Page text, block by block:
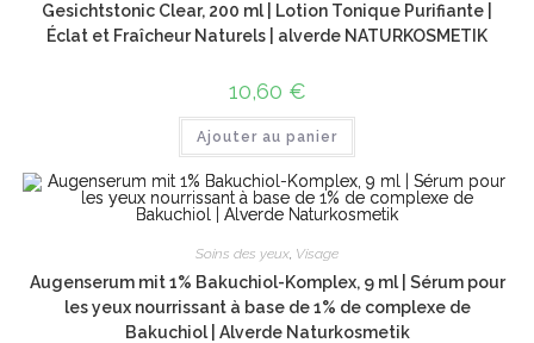
Gesichtstonic Clear, 200 ml | Lotion Tonique Purifiante |
Éclat et Fraîcheur Naturels | alverde NATURKOSMETIK
10,60 €
Ajouter au panier
Soins des yeux Visage
Augenserum mit 1% Bakuchiol-Komplex, 9 ml | Sérum pour
les yeux nourrissant à base de 1% de complexe de
Bakuchiol | Alverde Naturkosmetik